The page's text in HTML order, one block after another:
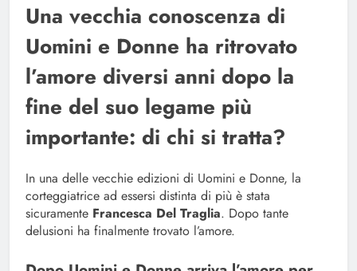
Una vecchia conoscenza di
Uomini e Donne ha ritrovato
l’amore diversi anni dopo la
fine del suo legame più
importante: di chi si tratta?
In una delle vecchie edizioni di Uomini e Donne, la
corteggiatrice ad essersi distinta di più è stata
sicuramente Francesca Del Traglia. Dopo tante
delusioni ha finalmente trovato l’amore.